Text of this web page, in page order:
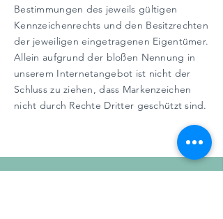
Bestimmungen des jeweils gültigen
Kennzeichenrechts und den Besitzrechten
der jeweiligen eingetragenen Eigentümer.
Allein aufgrund der bloßen Nennung in
unserem Internetangebot ist nicht der
Schluss zu ziehen, dass Markenzeichen
nicht durch Rechte Dritter geschützt sind.